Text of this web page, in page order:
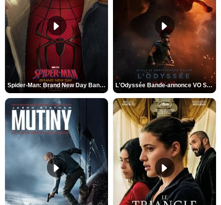
Spider-Man: Brand New Day Bande-annonce VO STFR L'Odyssée Bande-annonce VO STFR